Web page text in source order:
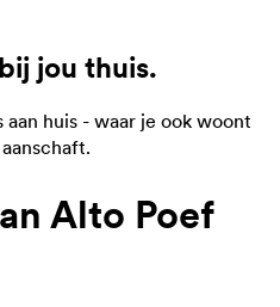
jou thuis.
huis - waar je ook woont
Alto Poef